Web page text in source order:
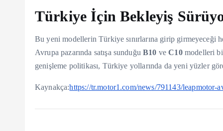
Türkiye İçin Bekleyiş
Bu yeni modellerin Türkiye sınırlarına girip girmeyeceği
Avrupa pazarında satışa sunduğuB10 veC10modelleri
genişleme politikası, Türkiye yollarında da yeni yüzler
Kaynakça:https://tr.motor1.com/news/791143/leapmotor-